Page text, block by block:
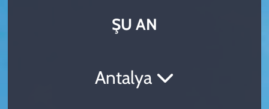
ŞU AN
Antalya